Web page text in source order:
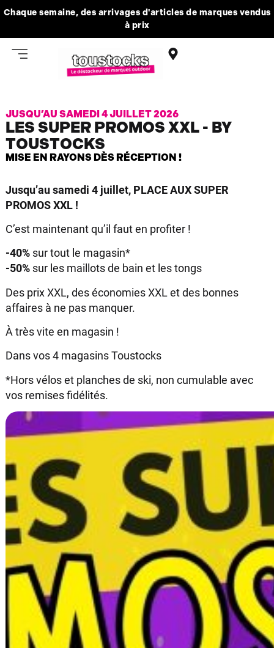
Chaque semaine, des arrivages d'articles de marques vendus
à prix
JUSQU’AU SAMEDI 4 JUILLET 2026
LES SUPER PROMOS XXL - BY
TOUSTOCKS
MISE EN RAYONS DÈS RÉCEPTION !
Jusqu’au samedi 4 juillet, PLACE AUX SUPER
PROMOS XXL !
C’est maintenant qu’il faut en profiter !
-40%sur tout le magasin*
-50%sur les maillots de bain et les tongs
Des prix XXL, des économies XXL et des bonnes
affaires à ne pas manquer.
À très vite en magasin !
Dans vos 4 magasins Toustocks
*Hors vélos et planches de ski, non cumulable avec
vos remises fidélités.